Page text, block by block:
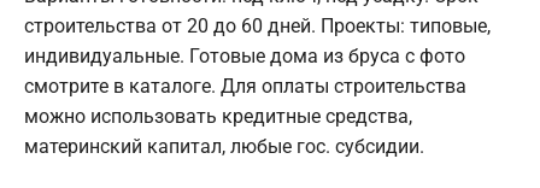
строительства от 20 до 60 дней. Проекты: типовые,
индивидуальные. Готовые дома из бруса с фото
смотрите в каталоге. Для оплаты строительства
можно использовать кредитные средства,
материнский капитал, любые гос. субсидии.